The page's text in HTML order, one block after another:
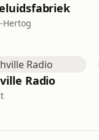
Hertog
Radio